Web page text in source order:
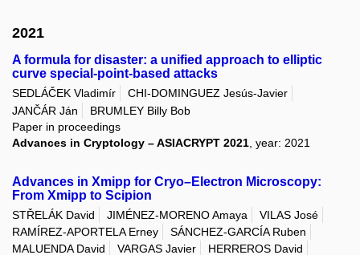
2021
A formula for disaster: a unified approach to elliptic
curve special-point-based attacks
SEDLÁČEK Vladimír
CHI-DOMINGUEZ Jesús-Javier
JANČÁR Ján
BRUMLEY Billy Bob
Paper in proceedings
Advances in Cryptology – ASIACRYPT 2021 , year: 2021
Advances in Xmipp for Cryo–Electron Microscopy:
From Xmipp to Scipion
STŘELÁK David JIMÉNEZ-MORENO Amaya
VILAS José
RAMÍREZ-APORTELA Erney
SÁNCHEZ-GARCÍA Ruben
MALUENDA David
VARGAS Javier
HERREROS David